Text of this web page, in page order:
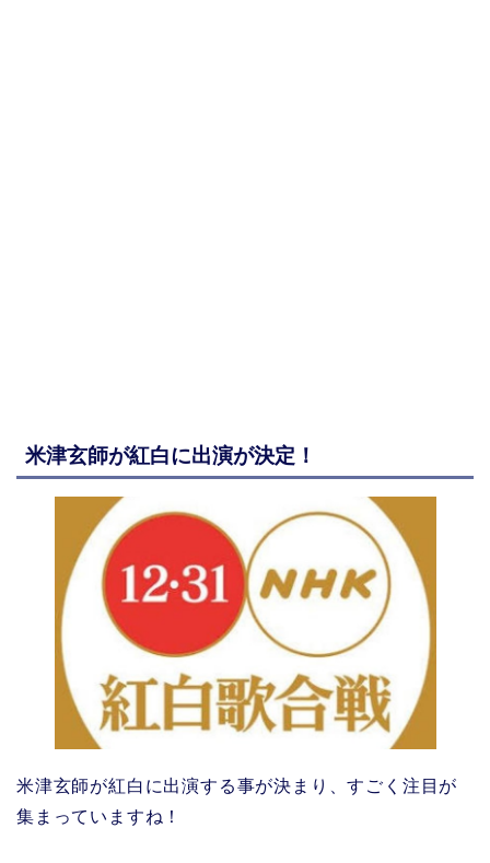
米津玄師が紅白に出演が決定！
米津玄師が紅白に出演する事が決まり、すごく注目が
集まっていますね！